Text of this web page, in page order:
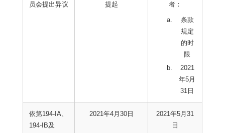
员会提出异议
提起
者：
条款
规定
的时
限
2021
年5月
31日
依第194-IA、
194-IB及
2021年4月30日
2021年5月31
日